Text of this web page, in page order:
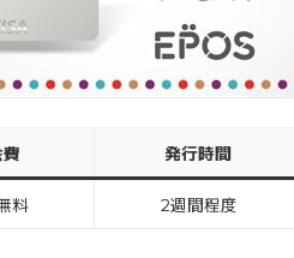
発行時間
料 2週間程度